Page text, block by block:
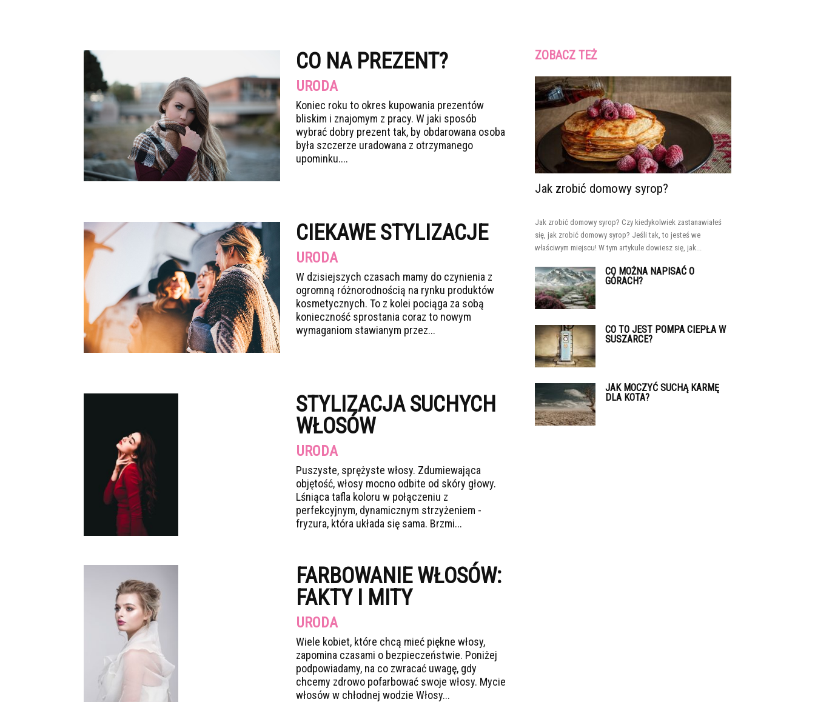
CO NA PREZENT?
URODA
Koniec roku to okres kupowania prezentów
bliskim i znajomym z pracy. W jaki sposób
wybrać dobry prezent tak, by obdarowana osoba
była szczerze uradowana z otrzymanego
upominku....
CIEKAWE STYLIZACJE
URODA
W dzisiejszych czasach mamy do czynienia z
ogromną różnorodnością na rynku produktów
kosmetycznych. To z kolei pociąga za sobą
konieczność sprostania coraz to nowym
wymaganiom stawianym przez...
STYLIZACJA SUCHYCH
WŁOSÓW
URODA
Puszyste, sprężyste włosy. Zdumiewająca
objętość, włosy mocno odbite od skóry głowy.
Lśniąca tafla koloru w połączeniu z
perfekcyjnym, dynamicznym strzyżeniem -
fryzura, która układa się sama. Brzmi...
FARBOWANIE WŁOSÓW:
FAKTY I MITY
URODA
Wiele kobiet, które chcą mieć piękne włosy,
zapomina czasami o bezpieczeństwie. Poniżej
podpowiadamy, na co zwracać uwagę, gdy
chcemy zdrowo pofarbować swoje włosy. Mycie
włosów w chłodnej wodzie Włosy...
ZOBACZ TEŻ
Jak zrobić domowy syrop?
Jak zrobić domowy syrop? Czy kiedykolwiek zastanawiałeś
się, jak zrobić domowy syrop? Jeśli tak, to jesteś we
właściwym miejscu! W tym artykule dowiesz się, jak...
CO MOŻNA NAPISAĆ O
GÓRACH?
CO TO JEST POMPA CIEPŁA W
SUSZARCE?
JAK MOCZYĆ SUCHĄ KARMĘ
DLA KOTA?